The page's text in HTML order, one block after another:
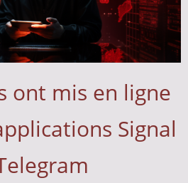
ont mis en ligne
Signal